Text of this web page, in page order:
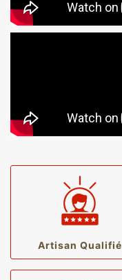
Artisan Qualifié